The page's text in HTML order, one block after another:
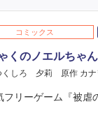
コミックス
くのノエルちゃん
くしろ 夕莉 原作 カナ
フリーゲーム『被